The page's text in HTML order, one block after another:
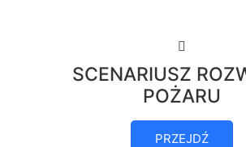
SCENARIUSZ
POŻARU
PRZEJDŹ